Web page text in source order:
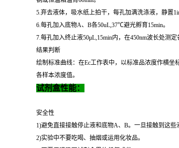
5.弃去液体，吸水纸上拍干，每孔加满洗涤液，静置
6.每孔加入底物A、B各50uL,37℃避光孵育15min。
7.每孔加入终止液50μL,15min内，在450nm波长处测定
结果判断
绘制标准曲线：在Ec工作表中，以标准品浓度作横
各样本浓度值。
试剂盒性能：
安全性
1)避免直接接触停止液和底物A、B。一旦接触到这些
2)实验中不要吃喝、抽烟或运用化妆品。